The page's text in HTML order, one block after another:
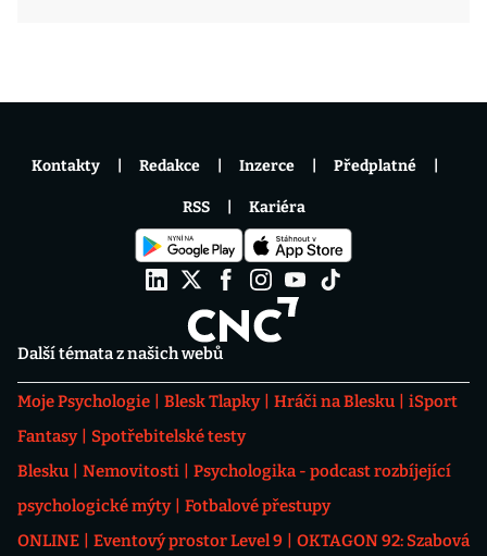
Další témata z našich webů
Moje Psychologie Blesk Tlapky Hráči na Blesku
iSport
Fantasy
Spotřebitelské testy
Blesku
Nemovitosti
Psychologika - podcast rozbíjející
psychologické mýty
Fotbalové přestupy
ONLINE
Eventový prostor Level 9
OKTAGON 92: Szabová
Kontakty Redakce Inzerce Předplatné
RSS Kariéra